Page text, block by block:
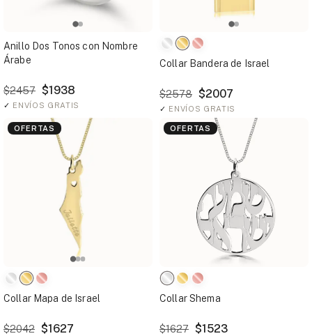
Anillo Dos Tonos con Nombre
Árabe
$2457 $1938
✓ ENVÍOS GRATIS
Collar Bandera de Israel
$2578 $2007
✓ ENVÍOS GRATIS
OFERTAS
Collar Mapa de Israel
$2042 $1627
OFERTAS
Collar Shema
$1627 $1523